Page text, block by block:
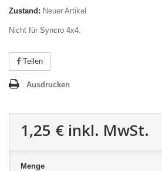
Zustand: Neuer Artikel
Nicht für Syncro 4x4.
Teilen
Ausdrucken
1,25 € inkl. MwSt.
Menge